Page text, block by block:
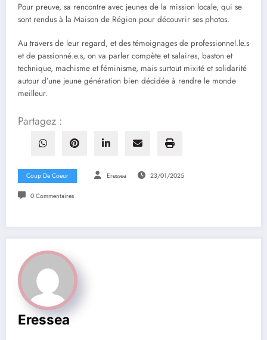
Pour preuve, sa rencontre avec jeunes de la mission locale, qui se
sont rendus à la Maison de Région pour découvrir ses photos.
Au travers de leur regard, et des témoignages de professionnel.le.s
et de passionné.e.s, on va parler compète et salaires, baston et
technique, machisme et féminisme, mais surtout mixité et solidarité
autour d’une jeune génération bien décidée à rendre le monde
meilleur.
Partagez :
Coup De Coeur Eressea 23/01/2025
0 Commentaires
Eressea